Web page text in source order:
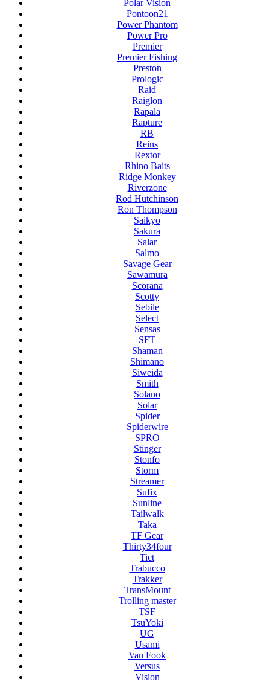
Polar Vision
Pontoon21
Power Phantom
Power Pro
Premier
Premier Fishing
Preston
Prologic
Raid
Raiglon
Rapala
Rapture
RB
Reins
Rextor
Rhino Baits
Ridge Monkey
Riverzone
Rod Hutchinson
Ron Thompson
Saikyo
Sakura
Salar
Salmo
Savage Gear
Sawamura
Scorana
Scotty
Sebile
Select
Sensas
SFT
Shaman
Shimano
Siweida
Smith
Solano
Solar
Spider
Spiderwire
SPRO
Stinger
Stonfo
Storm
Streamer
Sufix
Sunline
Tailwalk
Taka
TF Gear
Thirty34four
Tict
Trabucco
Trakker
TransMount
Trolling master
TSF
TsuYoki
UG
Usami
Van Fook
Versus
Vision